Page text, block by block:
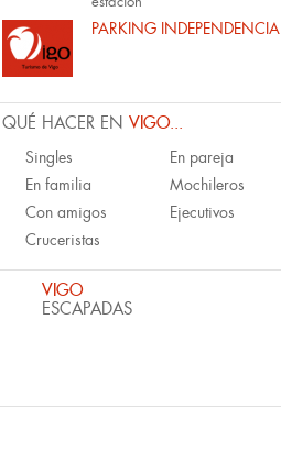
PARKING INDEPENDENCIA
QUÉ HACER EN VIGO...
Singles
En pareja
En familia
Mochileros
Con amigos
Ejecutivos
Cruceristas
VIGO
ESCAPADAS